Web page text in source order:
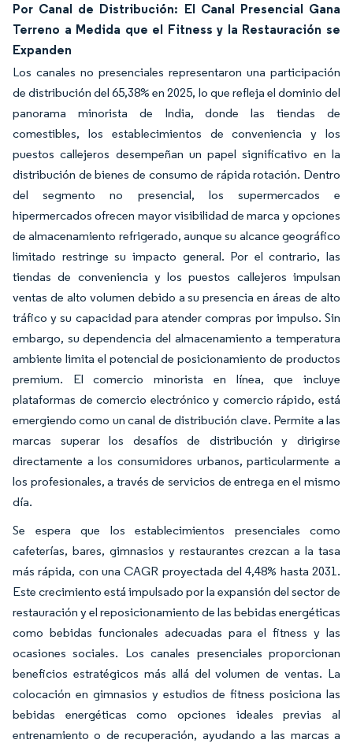
Por Canal de Distribución: El Canal Presencial Gana
Terreno a Medida que el Fitness y la Restauración se
Expanden
Los canales no presenciales representaron una participación
de distribución del 65,38% en 2025, lo que refleja el dominio del
panorama minorista de India, donde las tiendas de
comestibles, los establecimientos de conveniencia y los
puestos callejeros desempeñan un papel significativo en la
distribución de bienes de consumo de rápida rotación. Dentro
del segmento no presencial, los supermercados e
hipermercados ofrecen mayor visibilidad de marca y opciones
de almacenamiento refrigerado, aunque su alcance geográfico
limitado restringe su impacto general. Por el contrario, las
tiendas de conveniencia y los puestos callejeros impulsan
ventas de alto volumen debido a su presencia en áreas de alto
tráfico y su capacidad para atender compras por impulso. Sin
embargo, su dependencia del almacenamiento a temperatura
ambiente limita el potencial de posicionamiento de productos
premium. El comercio minorista en línea, que incluye
plataformas de comercio electrónico y comercio rápido, está
emergiendo como un canal de distribución clave. Permite a las
marcas superar los desafíos de distribución y dirigirse
directamente a los consumidores urbanos, particularmente a
los profesionales, a través de servicios de entrega en el mismo
día.
Se espera que los establecimientos presenciales como
cafeterías, bares, gimnasios y restaurantes crezcan a la tasa
más rápida, con una CAGR proyectada del 4,48% hasta 2031.
Este crecimiento está impulsado por la expansión del sector de
restauración y el reposicionamiento de las bebidas energéticas
como bebidas funcionales adecuadas para el fitness y las
ocasiones sociales. Los canales presenciales proporcionan
beneficios estratégicos más allá del volumen de ventas. La
colocación en gimnasios y estudios de fitness posiciona las
bebidas energéticas como opciones ideales previas al
entrenamiento o de recuperación, ayudando a las marcas a